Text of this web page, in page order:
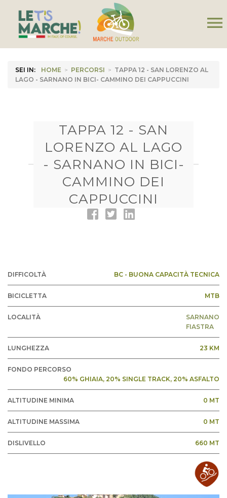
menu
SEI IN: HOME > PERCORSI > TAPPA 12 - SAN LORENZO AL
LAGO - SARNANO IN BICI- CAMMINO DEI CAPPUCCINI
TAPPA 12 - SAN
LORENZO AL LAGO
- SARNANO IN BICI-
CAMMINO DEI
CAPPUCCINI
DIFFICOLTÀ BC - BUONA CAPACITÀ TECNICA
BICICLETTA MTB
LOCALITÀ
SARNANO
FIASTRA
LUNGHEZZA 23 KM
FONDO PERCORSO
60% GHIAIA, 20% SINGLE TRACK, 20% ASFALTO
ALTITUDINE MINIMA 0 MT
ALTITUDINE MASSIMA 0 MT
DISLIVELLO 660 MT